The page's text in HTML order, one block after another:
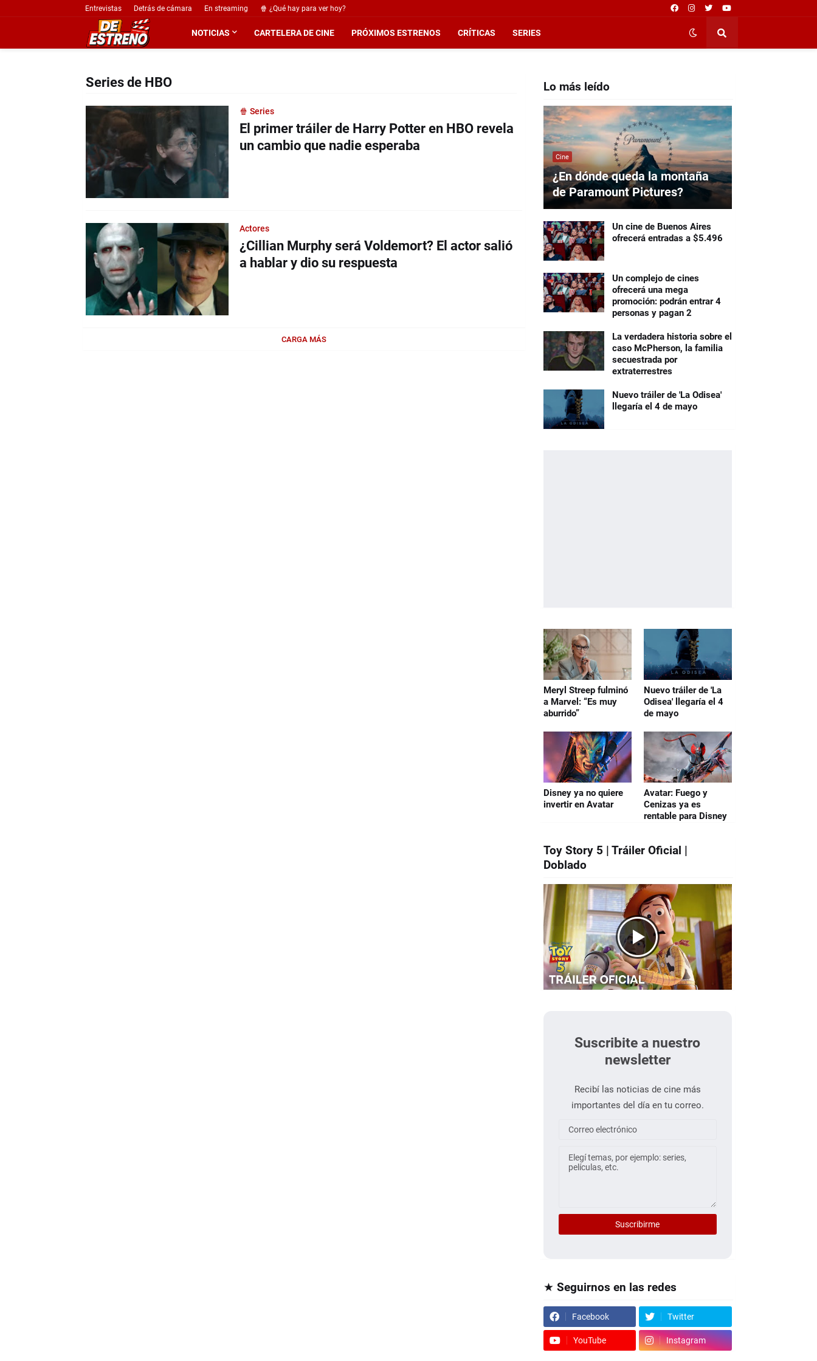
Entrevistas Detrás de cámara En streaming 🍿 ¿Qué hay para ver hoy?
NOTICIAS CARTELERA DE CINE PRÓXIMOS ESTRENOS CRÍTICAS SERIES
Series de HBO
🍿 Series
El primer tráiler de Harry Potter en HBO revela
un cambio que nadie esperaba
Actores
¿Cillian Murphy será Voldemort? El actor salió
a hablar y dio su respuesta
CARGA MÁS
Lo más leído
Cine
¿En dónde queda la montaña
de Paramount Pictures?
Un cine de Buenos Aires
ofrecerá entradas a $5.496
Un complejo de cines
ofrecerá una mega
promoción: podrán entrar 4
personas y pagan 2
La verdadera historia sobre el
caso McPherson, la familia
secuestrada por
extraterrestres
Nuevo tráiler de 'La Odisea'
llegaría el 4 de mayo
Meryl Streep fulminó
a Marvel: “Es muy
aburrido”
Nuevo tráiler de 'La
Odisea' llegaría el 4
de mayo
Disney ya no quiere
invertir en Avatar
Avatar: Fuego y
Cenizas ya es
rentable para Disney
Toy Story 5 | Tráiler Oficial |
Doblado
Suscribite a nuestro
newsletter
Recibí las noticias de cine más
importantes del día en tu correo.
★ Seguirnos en las redes
Facebook Twitter
YouTube Instagram